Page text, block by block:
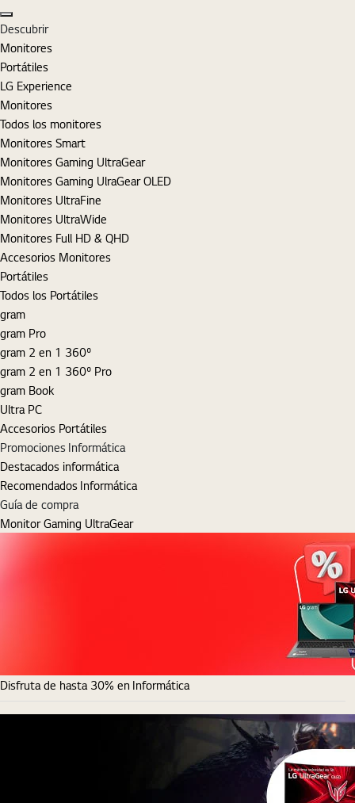
Cerrar
Descubrir
Monitores
Portátiles
LG Experience
Monitores
Todos los monitores
Monitores Smart
Monitores Gaming UltraGear
Monitores Gaming UlraGear OLED
Monitores UltraFine
Monitores UltraWide
Monitores Full HD & QHD
Accesorios Monitores
Portátiles
Todos los Portátiles
gram
gram Pro
gram 2 en 1 360º
gram 2 en 1 360º Pro
gram Book
Ultra PC
Accesorios Portátiles
Promociones Informática
Destacados informática
Recomendados Informática
Guía de compra
Monitor Gaming UltraGear
Disfruta de hasta 30% en Informática